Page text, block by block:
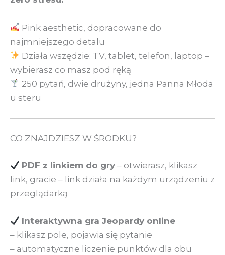
Pink aesthetic, dopracowane do
najmniejszego detalu
Działa wszędzie: TV, tablet, telefon, laptop –
wybierasz co masz pod ręką
250 pytań, dwie drużyny, jedna Panna Młoda
u steru
CO ZNAJDZIESZ W ŚRODKU?
PDF z linkiem do gry – otwierasz, klikasz
link, gracie – link działa na każdym urządzeniu z
przeglądarką
Interaktywna gra Jeopardy online
– klikasz pole, pojawia się pytanie
– automatyczne liczenie punktów dla obu